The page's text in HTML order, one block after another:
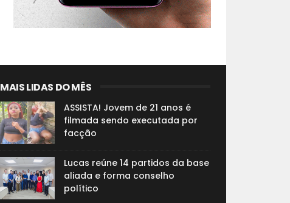
MAIS LIDAS DO MÊS
ASSISTA! Jovem de 21 anos é
filmada sendo executada por
facção
Lucas reúne 14 partidos da base
aliada e forma conselho
político